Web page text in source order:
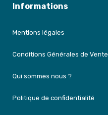
Informations
Mentions légales
Conditions Générales de Vente
Qui sommes nous ?
Politique de confidentialité